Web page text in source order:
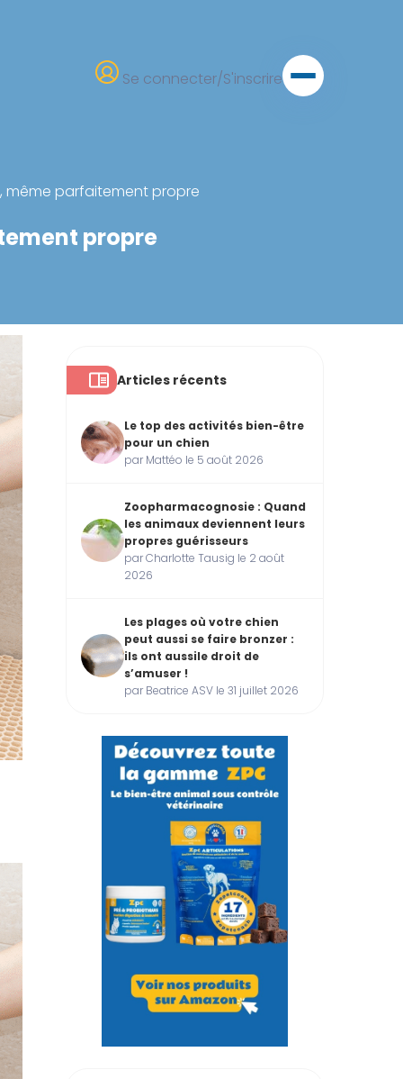
Se connecter/S'inscrire
même parfaitement propre
propre
Articles récents
Le top des activités bien-être
pour un chien
par Mattéo le 5 août 2026
Zoopharmacognosie : Quand
les animaux deviennent leurs
propres guérisseurs
par Charlotte Tausig le 2 août
2026
Les plages où votre chien
peut aussi se faire bronzer :
ils ont aussile droit de
s’amuser !
par Beatrice ASV le 31 juillet 2026